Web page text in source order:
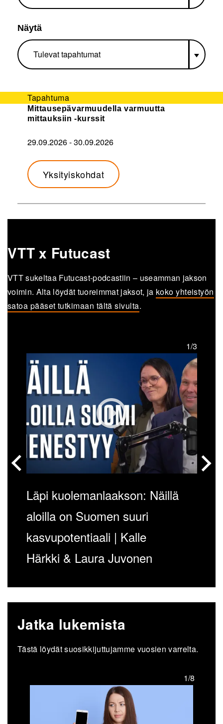
Näytä
Tapahtuma
Mittausepävarmuudella varmuutta
mittauksiin -kurssit
29.09.2026-30.09.2026
Yksityiskohdat
VTT x Futucast
VTT sukeltaa Futucast-podcastiin – useamman jakson
voimin. Alta löydät tuoreimmat jaksot, ja koko yhteistyön
satoa pääset tutkimaan tältä sivulta.
1/3
Läpi kuolemanlaakson: Näillä
aloilla on Suomen suuri
kasvupotentiaali | Kalle
Härkki & Laura Juvonen
Jatka lukemista
Tästä löydät suosikkijuttujamme vuosien varrelta.
1/8